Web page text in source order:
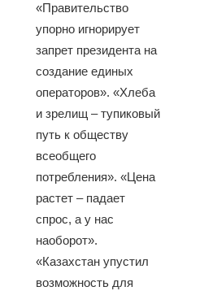
«Правительство
упорно игнорирует
запрет президента на
создание единых
операторов». «Хлеба
и зрелищ – тупиковый
путь к обществу
всеобщего
потребления». «Цена
растет – падает
спрос, а у нас
наоборот».
«Казахстан упустил
возможность для